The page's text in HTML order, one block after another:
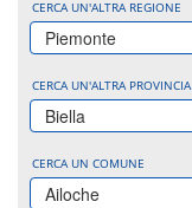
CERCA UN'ALTRA REGIONE
Piemonte
CERCA UN'ALTRA PROVINCIA
Biella
CERCA UN COMUNE
Ailoche